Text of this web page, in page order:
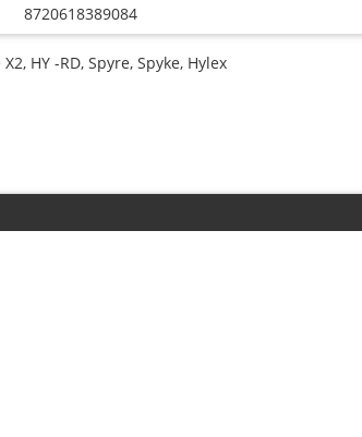
8720618389084
HY -RD, Spyre, Spyke, Hylex